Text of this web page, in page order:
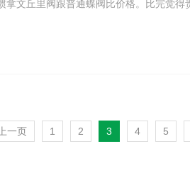
拿文丘里阀跟普通蝶阀比价格。比完觉
上一页 1 2 3 4 5